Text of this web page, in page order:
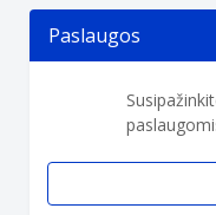
Paslaugos